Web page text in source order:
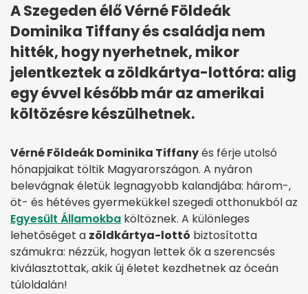
A Szegeden élő Vérné Földeák
Dominika Tiffany és családja nem
hitték, hogy nyerhetnek, mikor
jelentkeztek a zöldkártya-lottóra: alig
egy évvel később már az amerikai
költözésre készülhetnek.
Vérné Földeák Dominika Tiffanyés férje utolsó
hónapjaikat töltik Magyarországon. A nyáron
belevágnak életük legnagyobb kalandjába: három-,
öt- és hétéves gyermekükkel szegedi otthonukból az
Egyesült Államokba költöznek. A különleges
lehetőséget a zöldkártya-lottó biztosította
számukra: nézzük, hogyan lettek ők a szerencsés
kiválasztottak, akik új életet kezdhetnek az óceán
túloldalán!